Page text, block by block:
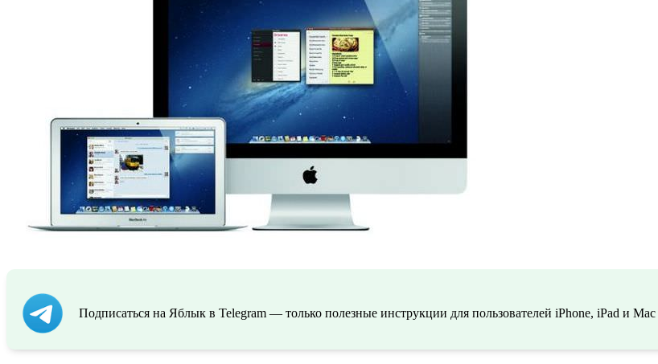
Подписаться на Яблык в Telegram — только полезные инструкции для пользователей iPhone, iPad и Mac